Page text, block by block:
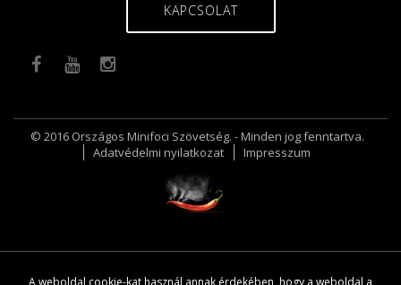
KAPCSOLAT
© 2016 Országos Minifoci Szövetség. - Minden jog fenntartva.
Adatvédelmi nyilatkozat
Impresszum
A weboldal cookie-kat használ annak érdekében, hogy a weboldal a